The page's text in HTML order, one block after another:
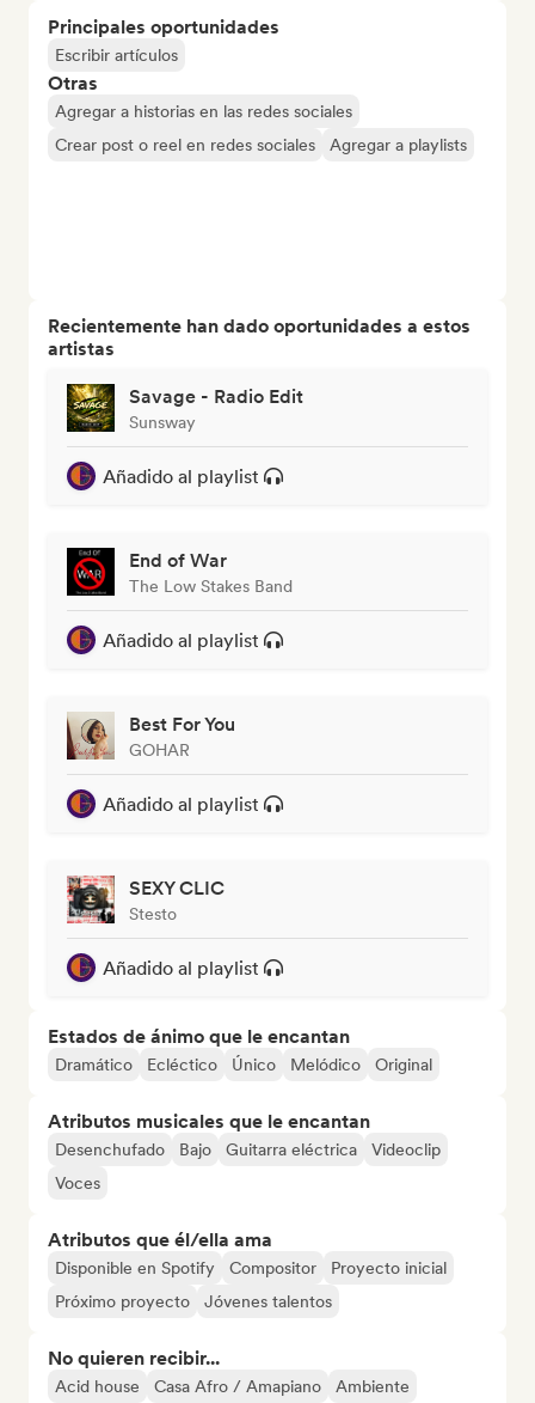
Principales oportunidades
Escribir artículos
Otras
Agregar a historias en las redes sociales
Crear post o reel en redes sociales
Agregar a playlists
Recientemente han dado oportunidades a estos
artistas
Savage - Radio Edit
Sunsway
Añadido al playlist
End of War
The Low Stakes Band
Añadido al playlist
Best For You
GOHAR
Añadido al playlist
SEXY CLIC
Stesto
Añadido al playlist
Estados de ánimo que le encantan
Dramático Ecléctico Único Melódico Original
Atributos musicales que le encantan
Desenchufado Bajo Guitarra eléctrica
Videoclip
Voces
Atributos que él/ella ama
Disponible en Spotify Compositor
Proyecto inicial
Próximo proyecto
Jóvenes talentos
No quieren recibir...
Acid house Casa Afro / Amapiano Ambiente